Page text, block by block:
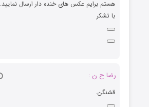
هستم برایم عکس های خنده دار ارسال نمایید.
با تشکر
رضا ح ن :
قشنگن.